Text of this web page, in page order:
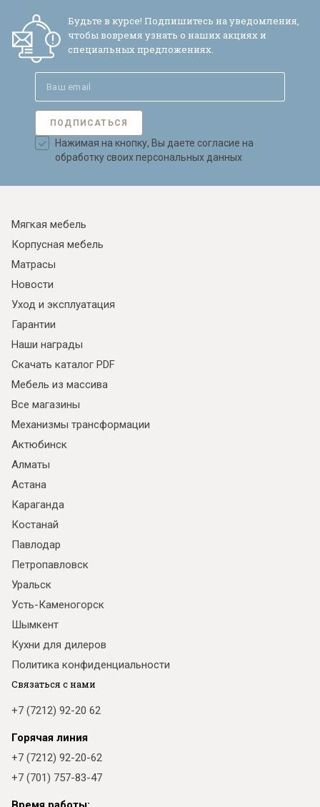
Будьте в курсе! Подпишитесь на уведомления,
чтобы вовремя узнать о наших акциях и
специальных предложениях.
ПОДПИСАТЬСЯ
Нажимая на кнопку, Вы даете согласие на
обработку своих персональных данных
Мягкая мебель
Корпусная мебель
Матрасы
Новости
Уход и эксплуатация
Гарантии
Наши награды
Скачать каталог PDF
Мебель из массива
Все магазины
Механизмы трансформации
Актюбинск
Алматы
Астана
Караганда
Костанай
Павлодар
Петропавловск
Уральск
Усть-Каменогорск
Шымкент
Кухни для дилеров
Политика конфиденциальности
Связаться с нами
+7 (7212) 92-20 62
Горячая линия
+7 (7212) 92-20-62
+7 (701) 757-83-47